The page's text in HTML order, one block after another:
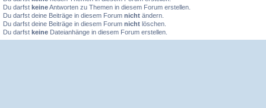
Du darfst keineAntworten zu Themen in diesem Forum erstellen.
Du darfst deine Beiträge in diesem Forum nicht ändern.
Du darfst deine Beiträge in diesem Forum nicht löschen.
Du darfst keine Dateianhänge in diesem Forum erstellen.